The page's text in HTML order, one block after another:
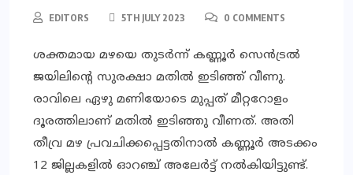
EDITORS 5TH JULY 2023 0 COMMENTS
ശക്തമായ മഴയെ തുടർന്ന് കണ്ണൂർ സെൻട്രൽ
ജയിലിന്റെ സുരക്ഷാ മതിൽ ഇടിഞ്ഞ് വീണു.
രാവിലെ ഏഴു മണിയോടെ മുപ്പത് മീറ്ററോളം
ദൂരത്തിലാണ് മതിൽ ഇടിഞ്ഞു വീണത്. അതി
തീവ്ര മഴ പ്രവചിക്കപ്പെട്ടതിനാൽ കണ്ണൂർ അടക്കം
12 ജില്ലകളിൽ ഓറഞ്ച് അലേർട്ട് നൽകിയിട്ടുണ്ട്.